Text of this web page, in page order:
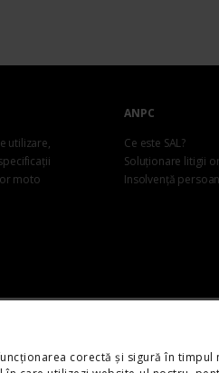
corectă și sigură în
utilizare,
moto
ANPC
Ce este SAL?
Soluționare litigii
Insolvență
Honda Auto
rezervate.